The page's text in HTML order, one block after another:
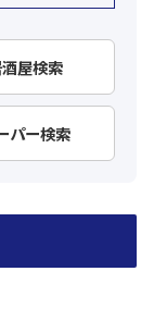
屋検索
パー検索